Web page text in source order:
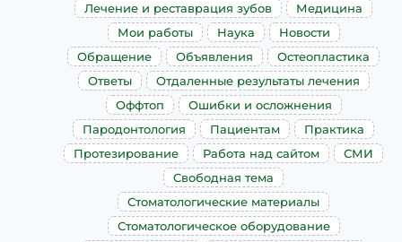
Лечение и реставрация зубов
Медицина
Мои работы
Наука
Новости
Обращение
Объявления
Остеопластика
Ответы
Отдаленные результаты лечения
Оффтоп
Ошибки и осложнения
Пародонтология
Пациентам
Практика
Протезирование
Работа над сайтом
СМИ
Свободная тема
Стоматологические материалы
Стоматологическое оборудование